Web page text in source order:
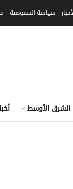
سياسة الخصوصية
الشرق الأوسط